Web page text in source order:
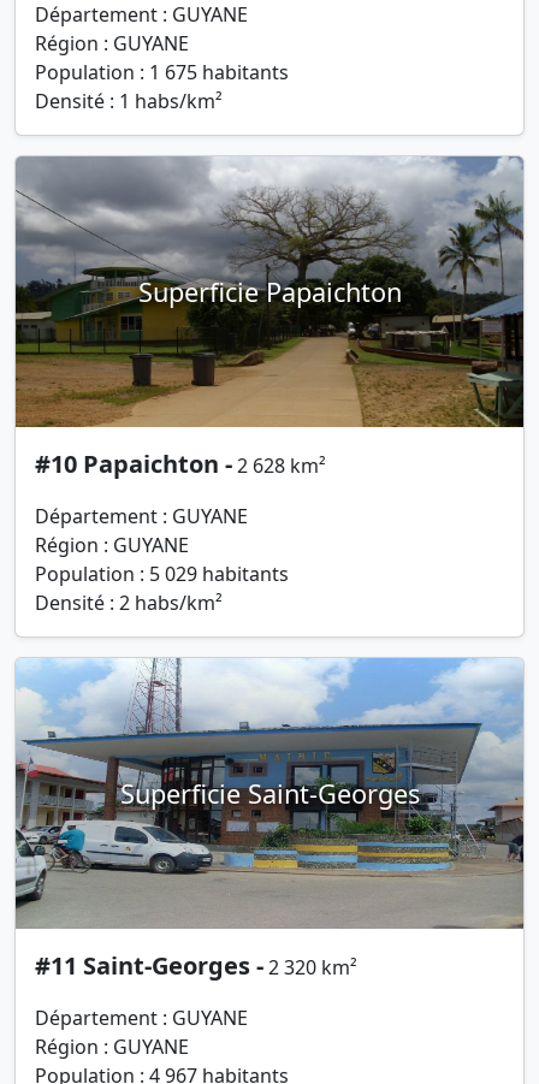
Département : GUYANE
Région : GUYANE
Population : 1 675 habitants
Densité : 1 habs/km²
Superficie Papaichton
#10 Papaichton -2 628 km²
Département : GUYANE
Région : GUYANE
Population : 5 029 habitants
Densité : 2 habs/km²
Superficie Saint-Georges
#11 Saint-Georges -2 320 km²
Département : GUYANE
Région : GUYANE
Population : 4 967 habitants